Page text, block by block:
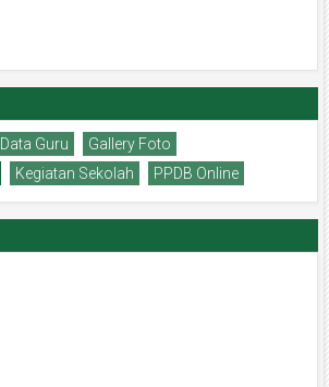
Data Guru
Gallery Foto
Kegiatan Sekolah PPDB Online